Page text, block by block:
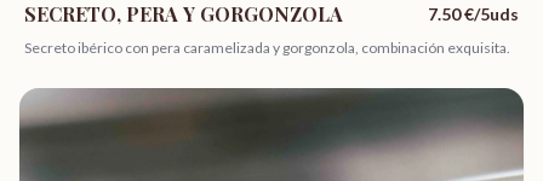
SECRETO, PERA Y GORGONZOLA 7.50€/5uds
Secreto ibérico con pera caramelizada y gorgonzola, combinación exquisita.